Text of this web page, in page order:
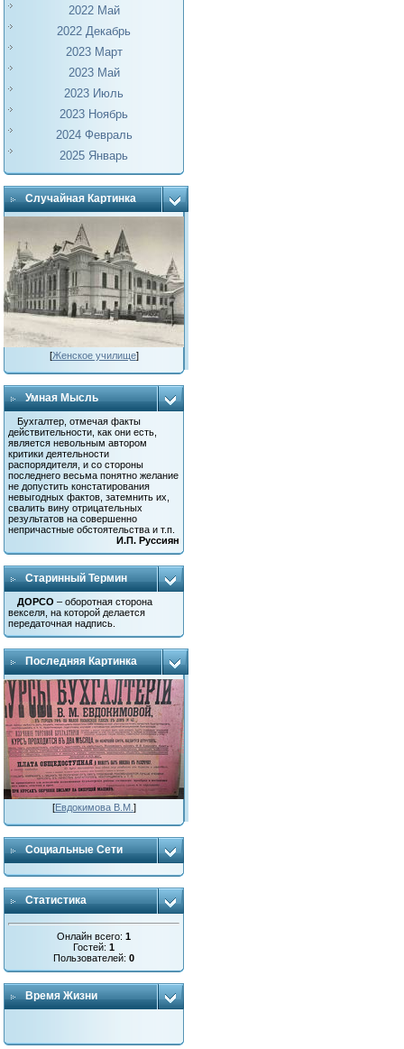
2022 Май
2022 Декабрь
2023 Март
2023 Май
2023 Июль
2023 Ноябрь
2024 Февраль
2025 Январь
Случайная Картинка
[Женское училище]
Умная Мысль
Бухгалтер, отмечая факты
действительности, как они есть,
является невольным автором
критики деятельности
распорядителя, и со стороны
последнего весьма понятно желание
не допустить констатирования
невыгодных фактов, затемнить их,
свалить вину отрицательных
результатов на совершенно
непричастные обстоятельства и т.п.
И.П. Руссиян
Старинный Термин
ДОРСО – оборотная сторона
векселя, на которой делается
передаточная надпись.
Последняя Картинка
[Евдокимова В.М. ]
Социальные Сети
Статистика
Онлайн всего:1
Гостей:1
Пользователей:0
Время Жизни